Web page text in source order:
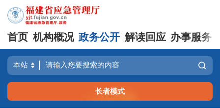
首页 机构概况 政务公开 解读回应 办事服务
长者模式